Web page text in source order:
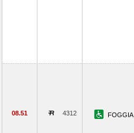
08.51 4312 FOGGIA